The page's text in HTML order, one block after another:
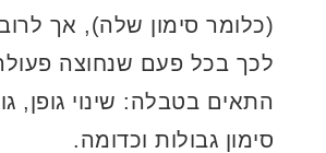
(כלומר סימון שלה), אך
לכך בכל פעם שנחוצה
התאים בטבלה: שינוי גופן,
סימון גבולות וכדומה.